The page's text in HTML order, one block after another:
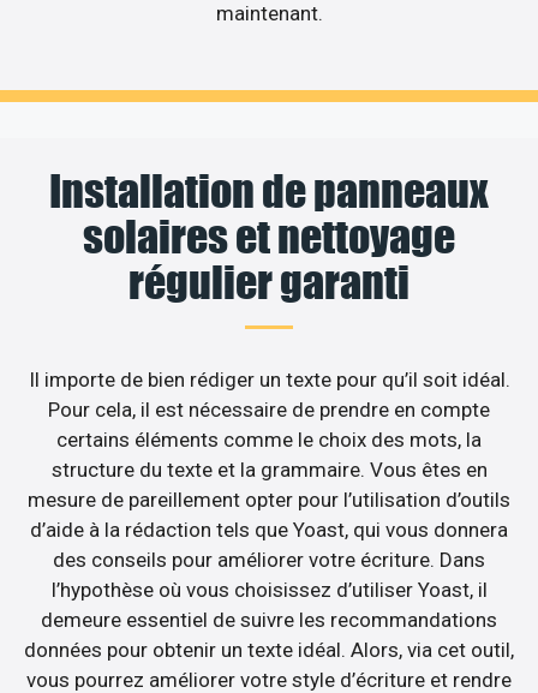
maintenant.
Installation de panneaux
solaires et nettoyage
régulier garanti
Il importe de bien rédiger un texte pour qu’il soit idéal.
Pour cela, il est nécessaire de prendre en compte
certains éléments comme le choix des mots, la
structure du texte et la grammaire. Vous êtes en
mesure de pareillement opter pour l’utilisation d’outils
d’aide à la rédaction tels que Yoast, qui vous donnera
des conseils pour améliorer votre écriture. Dans
l’hypothèse où vous choisissez d’utiliser Yoast, il
demeure essentiel de suivre les recommandations
données pour obtenir un texte idéal. Alors, via cet outil,
vous pourrez améliorer votre style d’écriture et rendre